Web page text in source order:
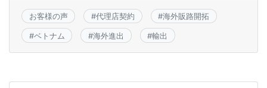
o
o
k
お客様の声 #代理店契約 #海外販路開拓
#ベトナム #海外進出 #輸出